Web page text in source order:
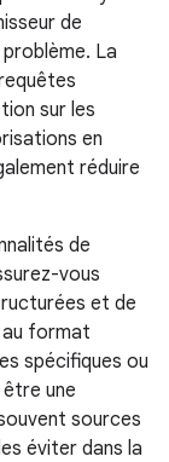
de
La
sur les
en
réduire
de
vous
et de
format
spécifiques ou
une
sources
éviter dans la